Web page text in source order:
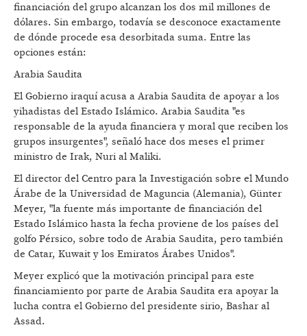
financiación del grupo alcanzan los dos mil millones de
dólares. Sin embargo, todavía se desconoce exactamente
de dónde procede esa desorbitada suma. Entre las
opciones están:
Arabia Saudita
El Gobierno iraquí acusa a Arabia Saudita de apoyar a los
yihadistas del Estado Islámico. Arabia Saudita "es
responsable de la ayuda financiera y moral que reciben los
grupos insurgentes", señaló hace dos meses el primer
ministro de Irak, Nuri al Maliki.
El director del Centro para la Investigación sobre el Mundo
Árabe de la Universidad de Maguncia (Alemania), Günter
Meyer, "la fuente más importante de financiación del
Estado Islámico hasta la fecha proviene de los países del
golfo Pérsico, sobre todo de Arabia Saudita, pero también
de Catar, Kuwait y los Emiratos Árabes Unidos".
Meyer explicó que la motivación principal para este
financiamiento por parte de Arabia Saudita era apoyar la
lucha contra el Gobierno del presidente sirio, Bashar al
Assad.